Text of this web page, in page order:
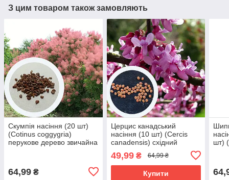
З цим товаром також замовляють
Скумпія насіння (20 шт)
(Cotinus coggygria)
перукове дерево звичайна
64,99 ₴
Церцис канадський
насіння (10 шт) (Cercis
canadensis) східний
49,99₴ 64,99 ₴
Купити
шт)